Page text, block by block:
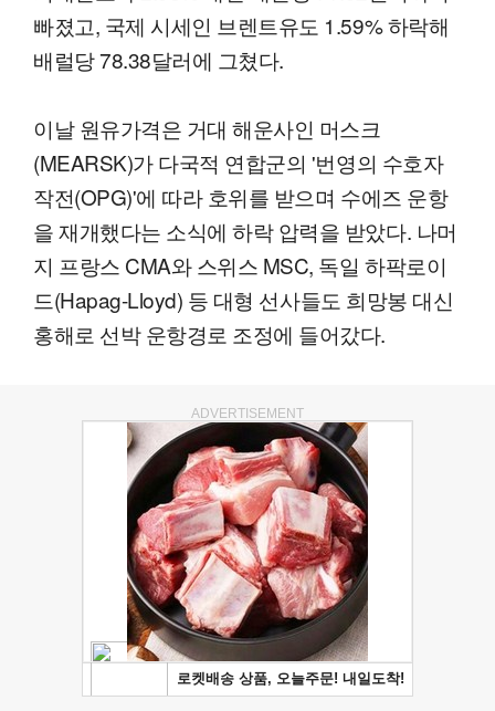
빠졌고, 국제 시세인 브렌트유도 1.59% 하락해
배럴당 78.38달러에 그쳤다.
이날 원유가격은 거대 해운사인 머스크
(MEARSK)가 다국적 연합군의 '번영의 수호자
작전(OPG)'에 따라 호위를 받으며 수에즈 운항
을 재개했다는 소식에 하락 압력을 받았다. 나머
지 프랑스 CMA와 스위스 MSC, 독일 하팍로이
드(Hapag-Lloyd) 등 대형 선사들도 희망봉 대신
홍해로 선박 운항경로 조정에 들어갔다.
ADVERTISEMENT